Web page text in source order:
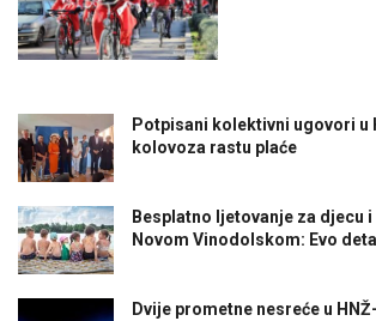
Potpisani kolektivni ugovori u
kolovoza rastu plaće
Besplatno ljetovanje za djecu
Novom Vinodolskom: Evo
Dvije prometne nesreće u